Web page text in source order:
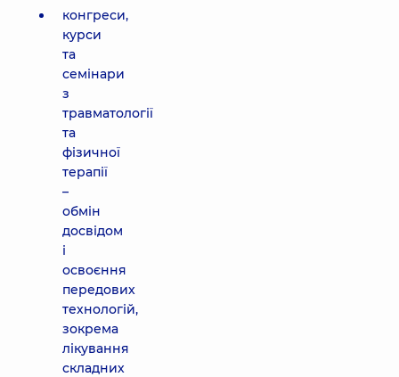
конгреси,
курси
та
семінари
з
травматології
та
фізичної
терапії
–
обмін
досвідом
і
освоєння
передових
технологій,
зокрема
лікування
складних